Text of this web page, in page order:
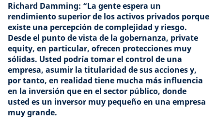
Richard Damming: “La gente espera un
rendimiento superior de los activos privados porque
existe una percepción de complejidad y riesgo.
Desde el punto de vista de la gobernanza, private
equity, en particular, ofrecen protecciones muy
sólidas. Usted podría tomar el control de una
empresa, asumir la titularidad de sus acciones y,
por tanto, en realidad tiene mucha más influencia
en la inversión que en el sector público, donde
usted es un inversor muy pequeño en una empresa
muy grande.